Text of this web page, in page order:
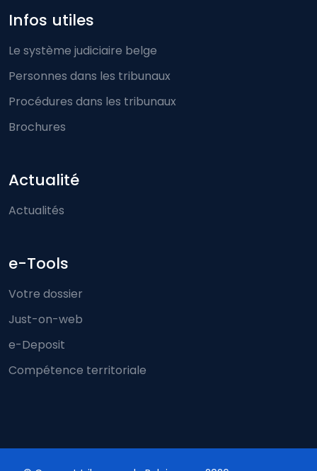
Infos utiles
Le système judiciaire belge
Personnes dans les tribunaux
Procédures dans les tribunaux
Brochures
Actualité
Actualités
e-Tools
Votre dossier
Just-on-web
e-Deposit
Compétence territoriale